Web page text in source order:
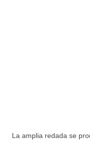
La amplia redada se